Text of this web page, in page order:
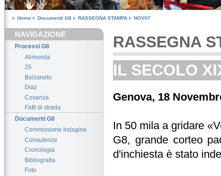
Home Documenti G8 RASSEGNA STAMPA NOV07
NAVIGAZIONE
Processi G8
Alimonda
25
Bolzaneto
Diaz
Cosenza
Fatti di strada
Documenti G8
Commissione Indagine
Consulenze
Cronologia
Bibliografia
Foto
RASSEGNA
IL SECOLO
Genova, 18
In 50 mila a gridare
G8, grande corteo
d'inchiesta è stato